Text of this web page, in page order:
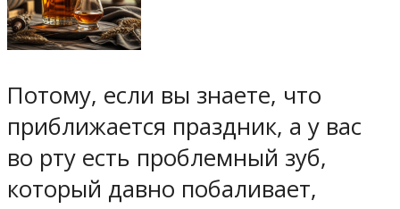
Потому, если вы знаете, что
приближается праздник, а у вас
во рту есть проблемный зуб,
который давно побаливает,